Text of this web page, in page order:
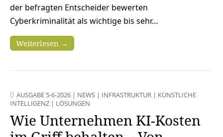
der befragten Entscheider bewerten
Cyberkriminalität als wichtige bis sehr…
Weiterlesen →
AUSGABE 5-6-2026 | NEWS | INFRASTRUKTUR | KÜNSTLICHE
INTELLIGENZ | LÖSUNGEN
Wie Unternehmen KI-Kosten